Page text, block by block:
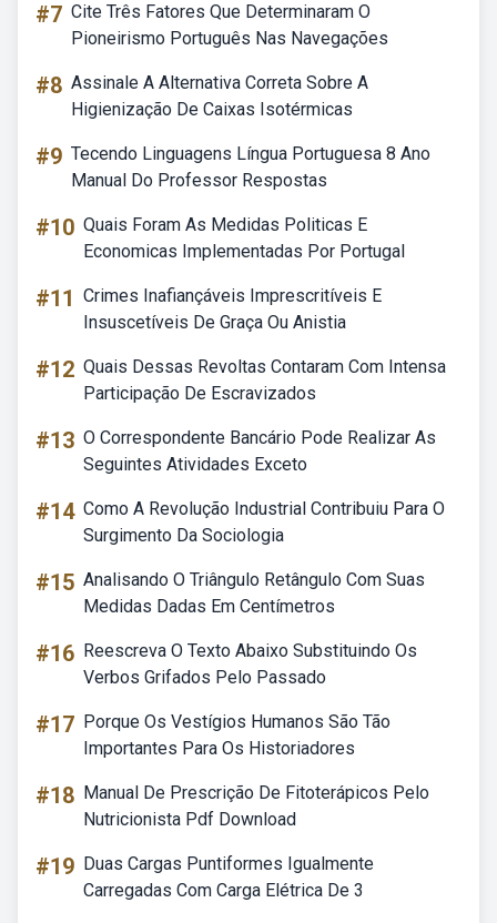
#7 Cite Três Fatores Que Determinaram O
Pioneirismo Português Nas Navegações
#8 Assinale A Alternativa Correta Sobre A
Higienização De Caixas Isotérmicas
#9 Tecendo Linguagens Língua Portuguesa 8 Ano
Manual Do Professor Respostas
#10 Quais Foram As Medidas Politicas E
Economicas Implementadas Por Portugal
#11 Crimes Inafiançáveis Imprescritíveis E
Insuscetíveis De Graça Ou Anistia
#12 Quais Dessas Revoltas Contaram Com Intensa
Participação De Escravizados
#13 O Correspondente Bancário Pode Realizar As
Seguintes Atividades Exceto
#14 Como A Revolução Industrial Contribuiu Para O
Surgimento Da Sociologia
#15 Analisando O Triângulo Retângulo Com Suas
Medidas Dadas Em Centímetros
#16 Reescreva O Texto Abaixo Substituindo Os
Verbos Grifados Pelo Passado
#17 Porque Os Vestígios Humanos São Tão
Importantes Para Os Historiadores
#18 Manual De Prescrição De Fitoterápicos Pelo
Nutricionista Pdf Download
#19 Duas Cargas Puntiformes Igualmente
Carregadas Com Carga Elétrica De 3